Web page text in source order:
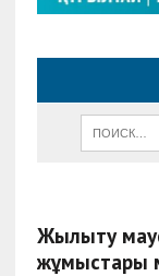
Жылыту
жұмыстары